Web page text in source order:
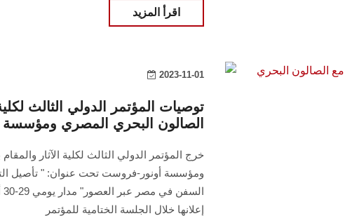
اقرأ المزيد
2023-11-01
توصيات المؤتمر الدولي الثالث
الصالون البحري المصري
خرج المؤتمر الدولي الثالث لكلية الآثار
ومؤسسة أونور-فروست تحت عنوان: " تأصيل
إعلانها خلال الجلسة الختامية للمؤتمر